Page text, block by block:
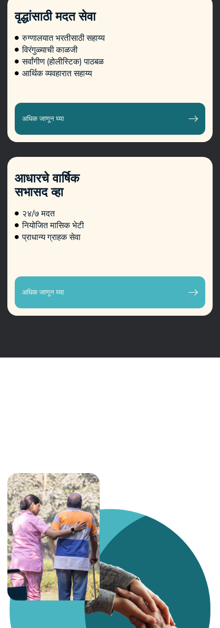
वृद्धांसाठी मदत सेवा
रुग्णालयात भरतीसाठी सहाय्य
विरंगुळ्याची काळजी
सर्वांगीण (होलीस्टिक) पाठबळ
आर्थिक व्यवहारात सहाय्य
अधिक जाणून घ्या
आधारचे वार्षिक
सभासद व्हा
२४/७ मदत
नियोजित मासिक भेटी
प्राधान्य ग्राहक सेवा
अधिक जाणून घ्या